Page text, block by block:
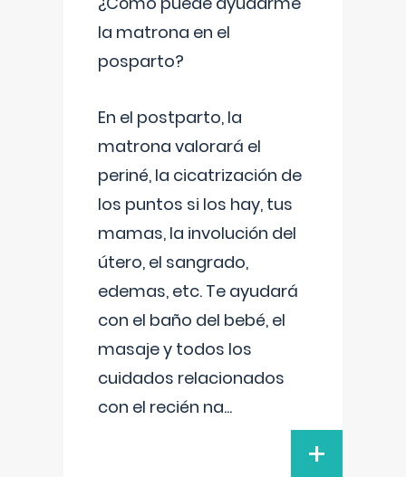
la matrona en el
posparto?
En el postparto, la
matrona valorará el
periné, la cicatrización de
los puntos si los hay, tus
mamas, la involución del
útero, el sangrado,
edemas, etc. Te ayudará
con el baño del bebé, el
masaje y todos los
cuidados relacionados
con el recién na...
+